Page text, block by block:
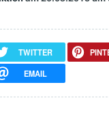
TWITTER
EMAIL